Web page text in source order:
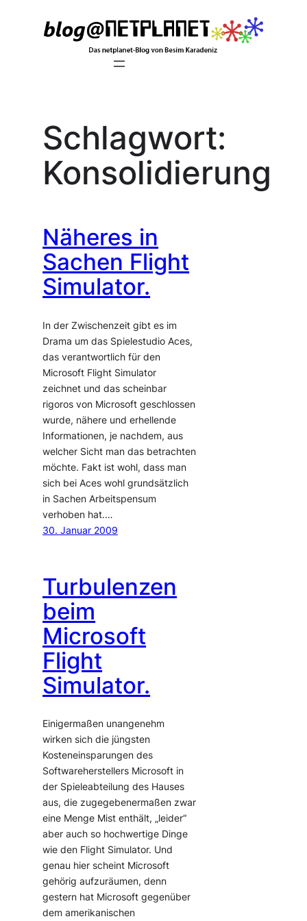
Schlagwort:
Konsolidierung
Näheres in
Sachen Flight
Simulator.
In der Zwischenzeit gibt es im
Drama um das Spielestudio Aces,
das verantwortlich für den
Microsoft Flight Simulator
zeichnet und das scheinbar
rigoros von Microsoft geschlossen
wurde, nähere und erhellende
Informationen, je nachdem, aus
welcher Sicht man das betrachten
möchte. Fakt ist wohl, dass man
sich bei Aces wohl grundsätzlich
in Sachen Arbeitspensum
verhoben hat.…
30. Januar 2009
Turbulenzen
beim
Microsoft
Flight
Simulator.
Einigermaßen unangenehm
wirken sich die jüngsten
Kosteneinsparungen des
Softwareherstellers Microsoft in
der Spieleabteilung des Hauses
aus, die zugegebenermaßen zwar
eine Menge Mist enthält, „leider“
aber auch so hochwertige Dinge
wie den Flight Simulator. Und
genau hier scheint Microsoft
gehörig aufzuräumen, denn
gestern hat Microsoft gegenüber
dem amerikanischen